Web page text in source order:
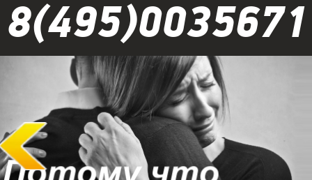
8(495)0035671